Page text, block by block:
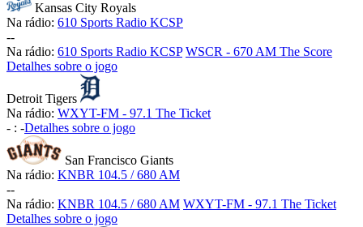
Kansas City Royals
Na rádio: 610 Sports Radio KCSP
--
Na rádio: 610 Sports Radio KCSP WSCR - 670 AM The Score
Detalhes sobre o jogo
Detroit Tigers
Na rádio: WXYT-FM - 97.1 The Ticket
- : -Detalhes sobre o jogo
San Francisco Giants
Na rádio: KNBR 104.5 / 680 AM
--
Na rádio: KNBR 104.5 / 680 AM WXYT-FM - 97.1 The Ticket
Detalhes sobre o jogo